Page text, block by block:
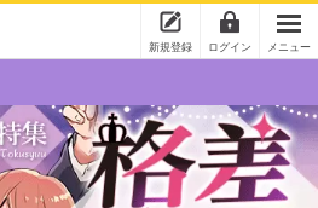
新規登録 ログイン メニュー